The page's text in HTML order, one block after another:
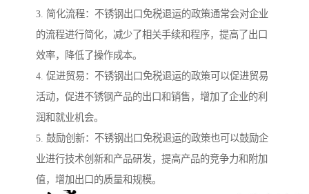
3. 简化流程：不锈钢出口免税退运的政策通常会对企业
的流程进行简化，减少了相关手续和程序，提高了出口
效率，降低了操作成本。
4. 促进贸易：不锈钢出口免税退运的政策可以促进贸易
活动，促进不锈钢产品的出口和销售，增加了企业的利
润和就业机会。
5. 鼓励创新：不锈钢出口免税退运的政策也可以鼓励企
业进行技术创新和产品研发，提高产品的竞争力和附加
值，增加出口的质量和规模。